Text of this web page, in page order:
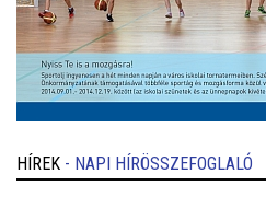
HÍREK - NAPI HÍRÖSSZEFOGLALÓ